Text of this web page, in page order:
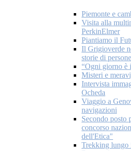
Piemonte e
Visita alla
PerkinElmer
Piantiamo il
Il Grigioverde
storie di persone
“Ogni giorno è
Misteri e
Intervista
Ocheda
Viaggio a
navigazioni
Secondo posto
concorso
dell'Etica"
Trekking lungo